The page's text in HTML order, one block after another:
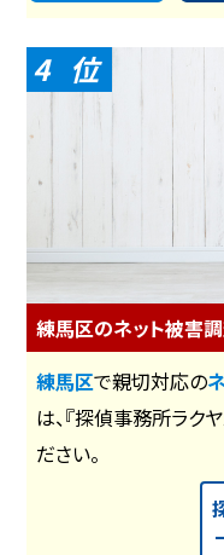
4
練馬区のネット被害
練馬区で親切対応の
は、『探偵事務所ラク
ださい。